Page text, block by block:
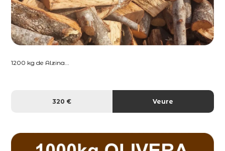
1200 kg de Alzina...
320 € Veure